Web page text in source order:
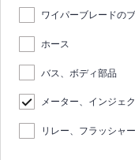
ワイパーブレードの
ホース
バス、ボディ部品
メーター、インジェ
リレー、フラッシャ